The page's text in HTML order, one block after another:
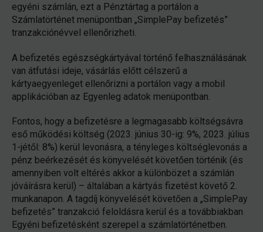
egyéni számlán, ezt a Pénztártag a portálon a
Számlatörténet menüpontban „SimplePay befizetés”
tranzakciónévvel ellenőrizheti.
A befizetés egészségkártyával történő felhasználásának
van átfutási ideje, vásárlás előtt célszerű a
kártyaegyenleget ellenőrizni a portálon vagy a mobil
applikációban az Egyenleg adatok menüpontban.
Fontos, hogy a befizetésre a legmagasabb költségsávra
eső működési költség (2023. június 30-ig: 9%, 2023. július
1-jétől: 8%) kerül levonásra, a tényleges költséglevonás a
pénz beérkezését és könyvelését követően történik (és
amennyiben volt eltérés akkor a különbözet a számlán
jóváírásra kerül) – általában a kártyás fizetést követő 2.
munkanapon. A tagdíj könyvelését követően a „SimplePay
befizetés” tranzakció feloldásra kerül és a továbbiakban
Egyéni befizetésként szerepel a számlatörténetben.